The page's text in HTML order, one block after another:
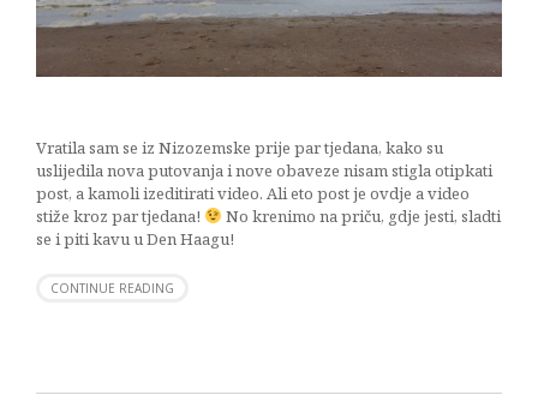
Vratila sam se iz Nizozemske prije par tjedana, kako su
uslijedila nova putovanja i nove obaveze nisam stigla otipkati
post, a kamoli izeditirati video. Ali eto post je ovdje a video
stiže kroz par tjedana!
No krenimo na priču, gdje jesti, sladti
se i piti kavu u Den Haagu!
CONTINUE READING